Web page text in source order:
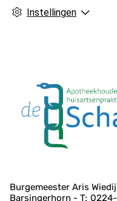
Instellingen
A
Burgemeester Aris
Barsingerhorn
0224-